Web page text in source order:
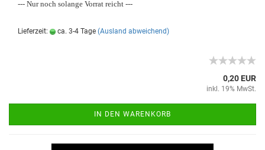
--- Nur noch solange Vorrat reicht ---
Lieferzeit: ca. 3-4 Tage (Ausland abweichend)
0,20 EUR
inkl. 19% MwSt.
IN DEN WARENKORB